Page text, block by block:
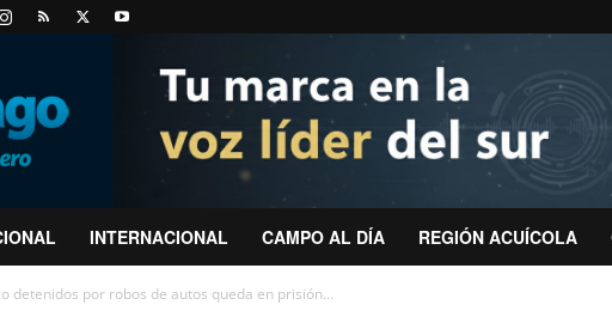
INTERNACIONAL CAMPO AL DÍA REGIÓN ACUÍCOLA
detenidos por robos de autos queda en prisión...